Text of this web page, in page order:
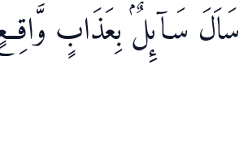
سَاَلَ سَاۤىِٕلٌۢ بِعَذَابٍ